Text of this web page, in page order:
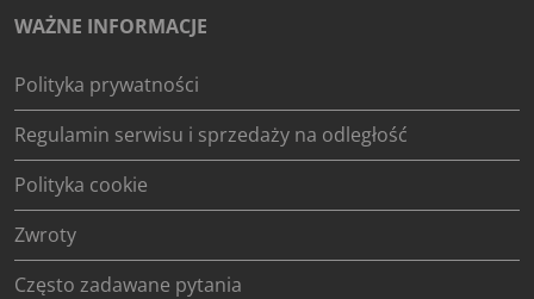
WAŻNE INFORMACJE
Polityka prywatności
Regulamin serwisu i sprzedaży na odległość
Polityka cookie
Zwroty
Często zadawane pytania